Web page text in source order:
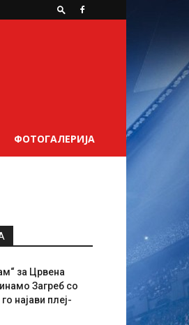
ФОТОГАЛЕРИЈА
за Црвена
Загреб со
најави плеј-